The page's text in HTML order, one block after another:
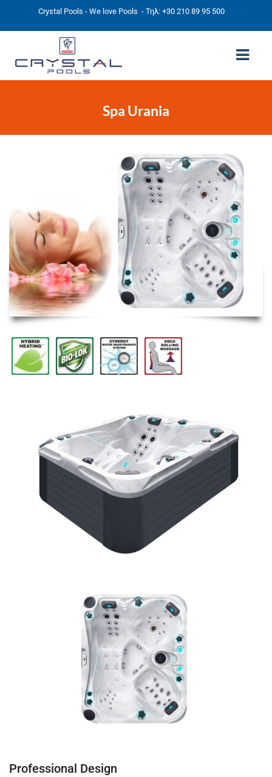
Crystal Pools - We love Pools - Τηλ: +30 210 89 95 500
PHOTOS
ΠΙΣΙΝΕΣ ΠΡΟΚΑΤ (ΑΔΕΙΑ ΜΙΚΡΗΣ ΚΛΙΜΑΚΑΣ)
ΥΠΕΡΓΕΙΕΣ – ΧΩΡΙΣ ΑΔΕΙΑ
ΠΙΣΙΝΕΣ ΜΠΕΤΟΝ
ΠΙΣΙΝΑ SKIMMER
ΠΙΣΙΝΑ ΜΕ ΥΠΕΡΧΕΙΛΙΣΗ
ΠΙΣΙΝΑ ΜΕ ΚΑΤΑΡΡΑΚΤΗ
ΠΙΣΙΝΕΣ GUNITE
ΠΙΣΙΝΕΣ ΠΛΑΖ
ΕΞΟΠΛΙΣΜΟΣ ΑΞΕΣΟΥΑΡ ΠΙΣΙΝΑΣ
ΑΠΟΛΥΜΑΝΣΗ ΝΕΡΟΥ
ΕΠΙΚΟΙΝΩΝΙΑ
ΣΚΟΎΠΕΣ ROBOT
ΕΠΕΞΕΡΓΑΣΊΑ ΝΕΡΟΎ
Spa Urania
Professional Design